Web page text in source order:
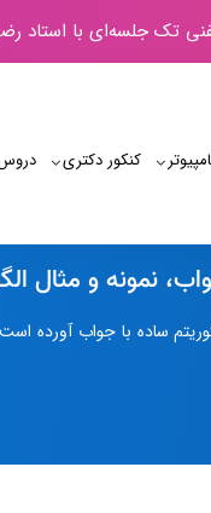
تک جلسه‌ای با استاد
کنکور دکتری
نمونه و مثال
ساده با جواب آورده